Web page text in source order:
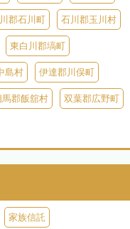
郡石川町 石川郡玉川村
東白川郡塙町
島村 伊達郡川俣町
馬郡飯舘村 双葉郡広野町
下町 河沼郡柳津町
家族信託